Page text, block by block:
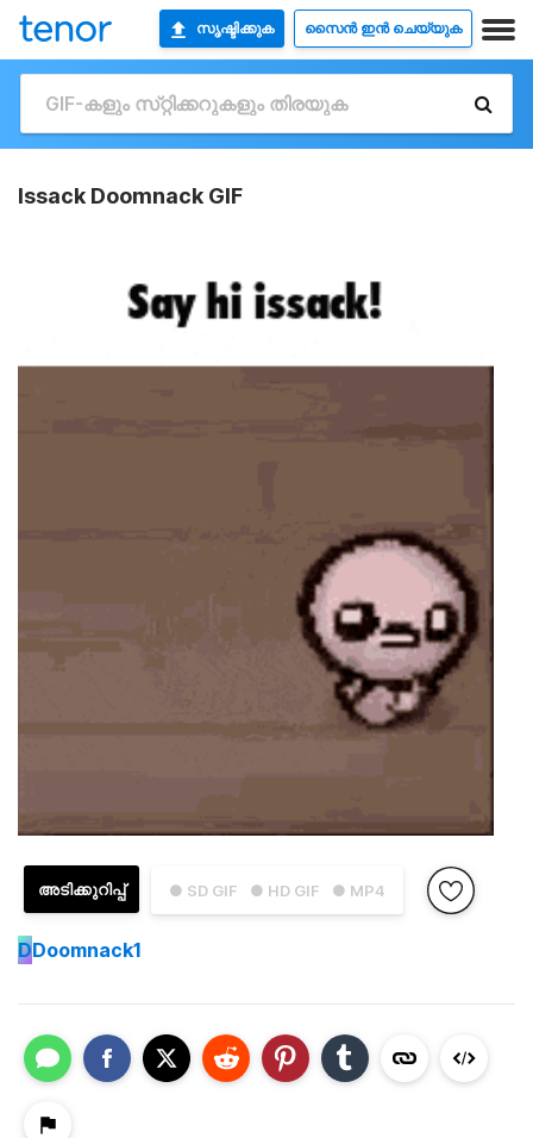
സൃഷ്ടിക്കുക സൈൻ ഇൻ ചെയ്യുക
Issack Doomnack GIF
● SD GIF ● HD GIF ● MP4
അടിക്കുറിപ്പ്
DDoomnack1